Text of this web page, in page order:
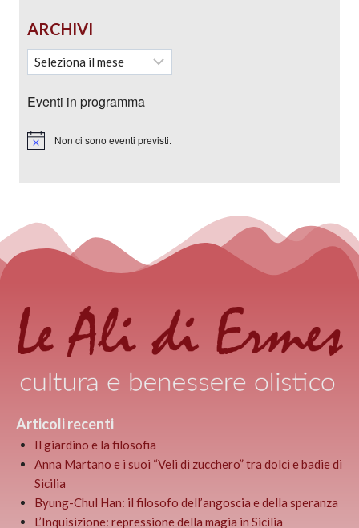
ARCHIVI
Eventi in programma
Notice Non ci sono eventi previsti.
Articoli recenti
Il giardino e la filosofia
Anna Martano e i suoi “Veli di zucchero” tra dolci e badie di
Sicilia
Byung-Chul Han: il filosofo dell’angoscia e della speranza
L’Inquisizione: repressione della magia in Sicilia